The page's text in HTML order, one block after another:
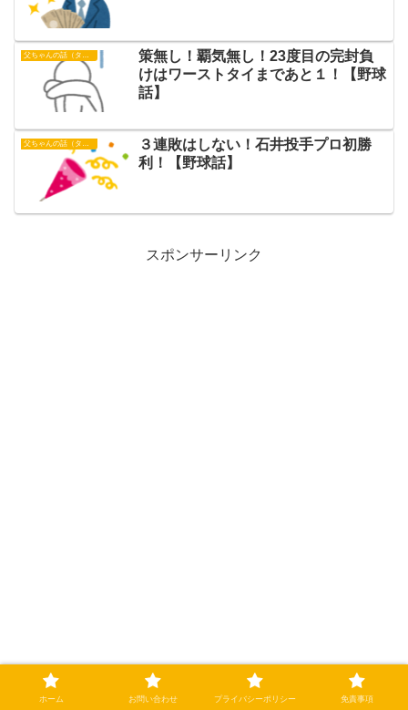
策無し！覇気無し！23度目の完封負
けはワーストタイまであと１！【野球
話】
父ちゃんの話（タイガース）
３連敗はしない！石井投手プロ初勝
利！【野球話】
スポンサーリンク
ホーム お問い合わせ プライバシーポリシー 免責事項